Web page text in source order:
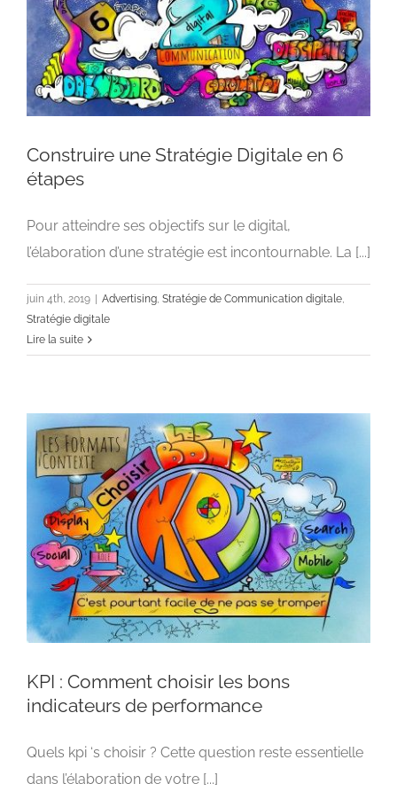
Construire une Stratégie Digitale en 6 étapes
Advertising Stratégie de Communication digitale Stratégie
Construire une Stratégie Digitale en 6
étapes
Pour atteindre ses objectifs sur le digital,
l’élaboration d’une stratégie est incontournable. La [...]
juin 4th, 2019 Advertising, Stratégie de Communication digitale,
Stratégie digitale
Lire la suite
KPI : Comment choisir les bons indicateurs de
performance
KPI : Comment choisir les bons
indicateurs de performance
Quels kpi ‘s choisir ? Cette question reste essentielle
dans l’élaboration de votre [...]